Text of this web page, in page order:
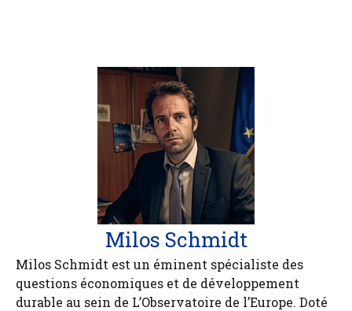
Milos Schmidt
Milos Schmidt est un éminent spécialiste des
questions économiques et de développement
durable au sein de L’Observatoire de l’Europe. Doté